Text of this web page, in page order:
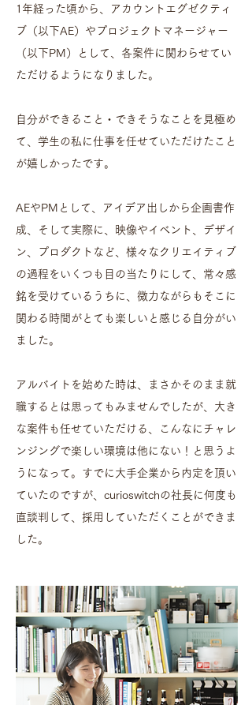
1年経った頃から、アカウントエグゼクティ
ブ（以下AE）やプロジェクトマネージャー
（以下PM）として、各案件に関わらせてい
ただけるようになりました。
自分ができること・できそうなことを見極め
て、学生の私に仕事を任せていただけたこと
が嬉しかったです。
AEやPMとして、アイデア出しから企画書作
成、そして実際に、映像やイベント、デザイ
ン、プロダクトなど、様々なクリエイティブ
の過程をいくつも目の当たりにして、常々感
銘を受けているうちに、微力ながらもそこに
関わる時間がとても楽しいと感じる自分がい
ました。
アルバイトを始めた時は、まさかそのまま就
職するとは思ってもみませんでしたが、大き
な案件も任せていただける、こんなにチャレ
ンジングで楽しい環境は他にない！と思うよ
うになって。すでに大手企業から内定を頂い
ていたのですが、curioswitchの社長に何度も
直談判して、採用していただくことができま
した。